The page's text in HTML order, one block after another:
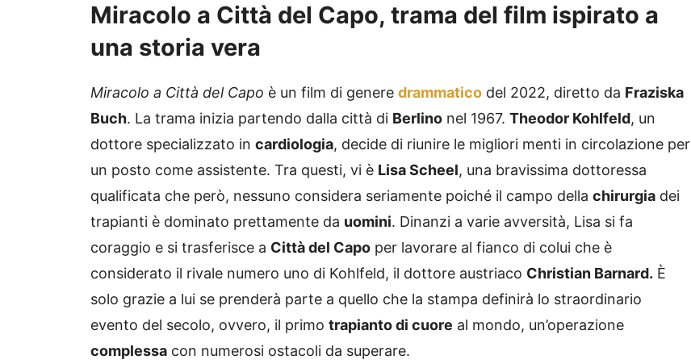
Miracolo a Città del Capo, trama del film ispirato a
una storia vera
Miracolo a Città del Capo è un film di genere drammatico del 2022, diretto da Fraziska
Buch. La trama inizia partendo dalla città di Berlino nel 1967. Theodor Kohlfeld, un
dottore specializzato in cardiologia, decide di riunire le migliori menti in circolazione per
un posto come assistente. Tra questi, vi è Lisa Scheel, una bravissima dottoressa
qualificata che però, nessuno considera seriamente poiché il campo della chirurgia dei
trapianti è dominato prettamente da uomini. Dinanzi a varie avversità, Lisa si fa
coraggio e si trasferisce a Città del Capo per lavorare al fianco di colui che è
considerato il rivale numero uno di Kohlfeld, il dottore austriaco Christian Barnard. È
solo grazie a lui se prenderà parte a quello che la stampa definirà lo straordinario
evento del secolo, ovvero, il primo trapianto di cuore al mondo, un’operazione
complessa con numerosi ostacoli da superare.